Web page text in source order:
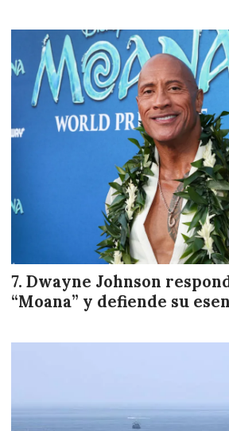
Dwayne Johnson
“Moana” y defiende su